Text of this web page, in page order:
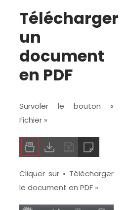
Télécharger
un
document
en PDF
Survoler le bouton «
Fichier »
Cliquer sur « Télécharger
le document en PDF »